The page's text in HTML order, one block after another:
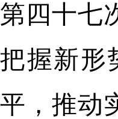
第四十七
把握新形
平，推动